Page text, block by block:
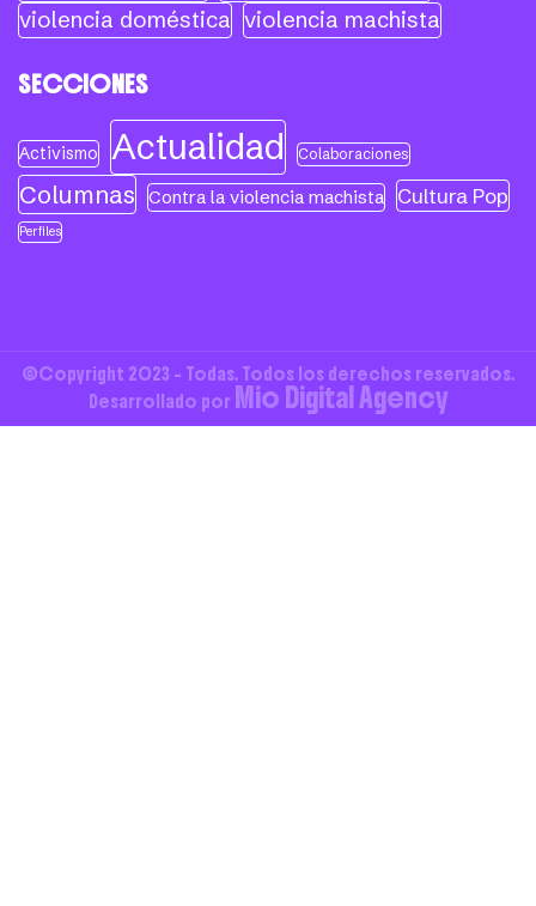
violencia doméstica violencia machista
SECCIONES
Activismo Actualidad Colaboraciones
Columnas Contra la violencia machista Cultura Pop
Perfiles
©Copyright 2023 - Todas. Todos los derechos reservados.
Desarrollado por Mio Digital Agency